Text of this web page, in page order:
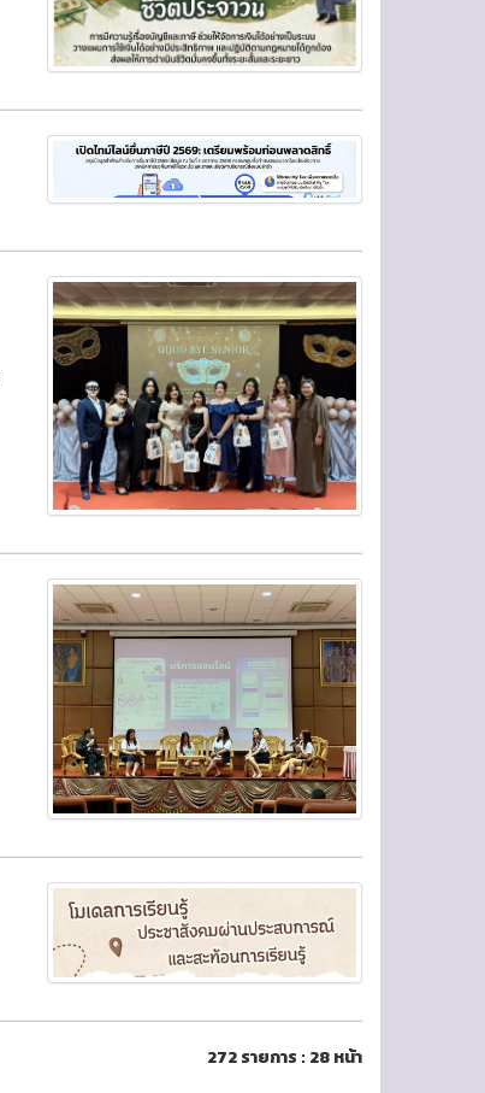
272 รายการ : 28 หน้า